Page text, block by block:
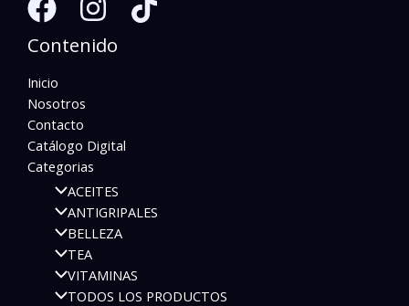
Contenido
Inicio
Nosotros
Contacto
Catálogo Digital
Categorias
ACEITES
ANTIGRIPALES
BELLEZA
TEA
VITAMINAS
TODOS LOS PRODUCTOS